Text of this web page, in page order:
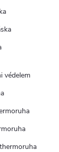
védelem